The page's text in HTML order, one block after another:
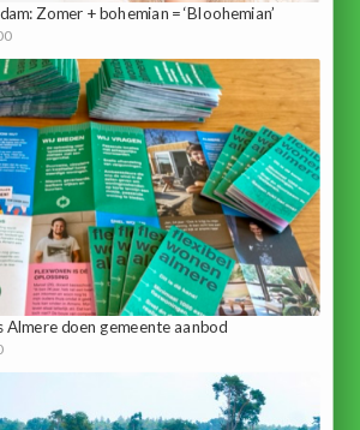
Zomer + bohemian = ‘Bloohemian’
doen gemeente aanbod